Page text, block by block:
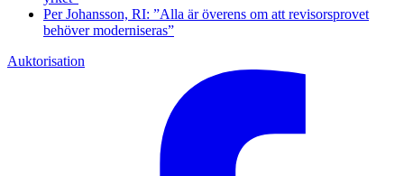
Per Johansson, RI: ”Alla är överens om att revisorsprovet
behöver moderniseras”
Auktorisation